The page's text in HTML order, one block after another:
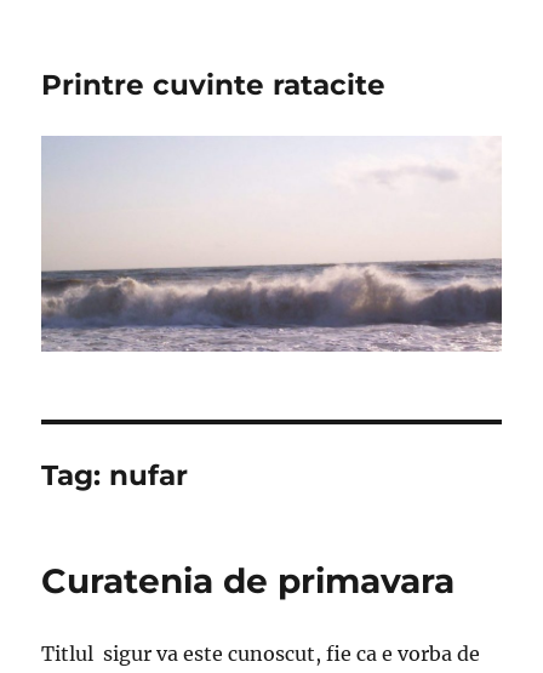
Printre cuvinte ratacite
Tag: nufar
Curatenia de primavara
Titlul sigur va este cunoscut, fie ca e vorba de